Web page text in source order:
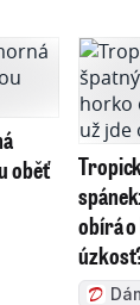
oběť
obírá o